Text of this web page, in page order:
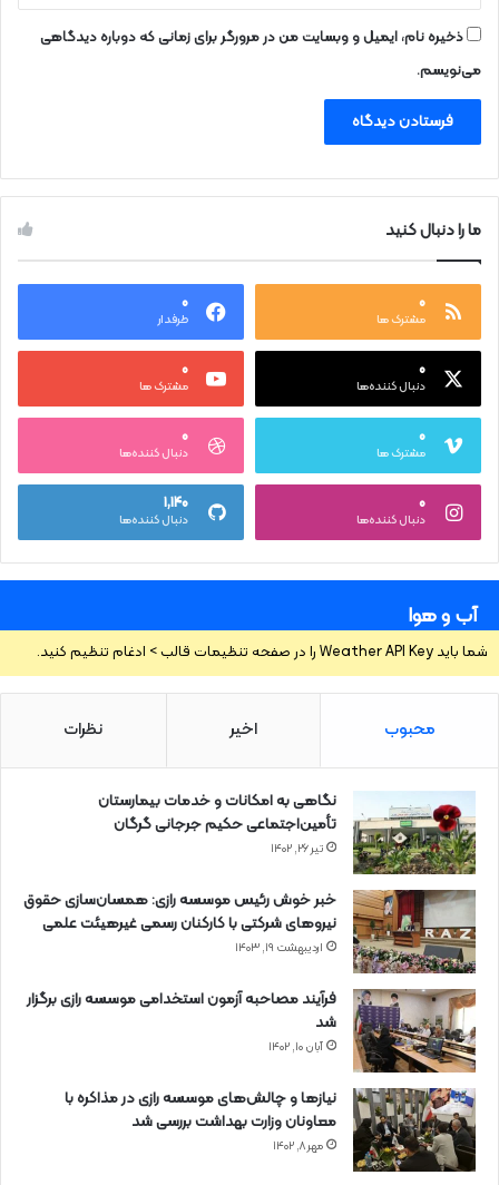
ذخیره نام، ایمیل و وبسایت من در مرورگر برای زمانی که دوباره دیدگاهی
می‌نویسم.
ما را دنبال کنید
۰
مشترک ها
۰
طرفدار
۰
دنبال کننده‌ها
۰
مشترک ها
۰
مشترک ها
۰
دنبال کننده‌ها
۰
دنبال کننده‌ها
۱,۱۴۰
دنبال کننده‌ها
آب و هوا
شما باید Weather API Key را در صفحه تنظیمات قالب > ادغام تنظیم کنید.
محبوب اخیر نظرات
نگاهی به امکانات و خدمات بیمارستان
تأمین‌اجتماعی حکیم جرجانی گرگان
تیر ۲۶, ۱۴۰۲
خبر خوش رئیس موسسه رازی: همسان‌سازی حقوق
نیروهای شرکتی با کارکنان رسمی غیرهیئت علمی
اردیبهشت ۱۹, ۱۴۰۳
فرآیند مصاحبه آزمون استخدامی موسسه رازی برگزار
شد
آبان ۱۰, ۱۴۰۲
نیازها و چالش‌های موسسه رازی در مذاکره با
معاونان وزارت بهداشت بررسی شد
مهر ۸, ۱۴۰۲